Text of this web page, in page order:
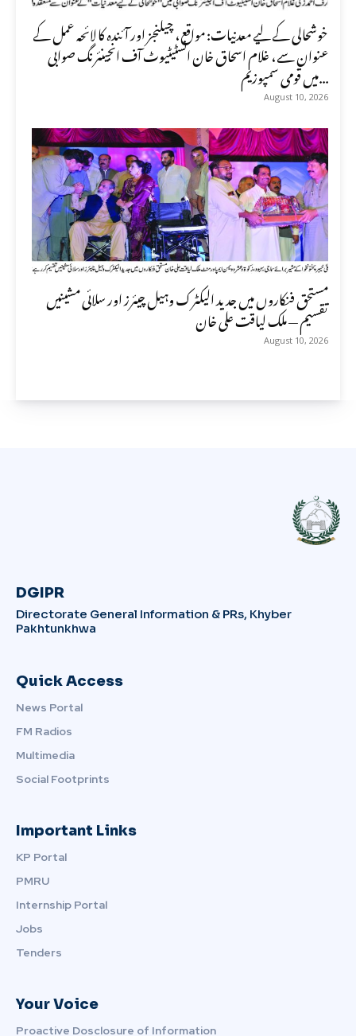
خوشحالی کے لیے معدنیات: مواقع، چیلنجز اور آئندہ کا لائحہ عمل کے
عنوان سے، غلام اسحاق خان انسٹیٹیوٹ آف انجینئرنگ صوابی
میں قومی سمپوزیم...
August 10, 2026
مستحق فنکاروں میں جدید الیکٹرک وہیل چیئرز اور سلائی مشینیں
تقسیم — ملک لیاقت علی خان
August 10, 2026
DGIPR
Directorate General Information & PRs, Khyber
Pakhtunkhwa
Quick Access
News Portal
FM Radios
Multimedia
Social Footprints
Important Links
KP Portal
PMRU
Internship Portal
Jobs
Tenders
Your Voice
Proactive Dosclosure of Information